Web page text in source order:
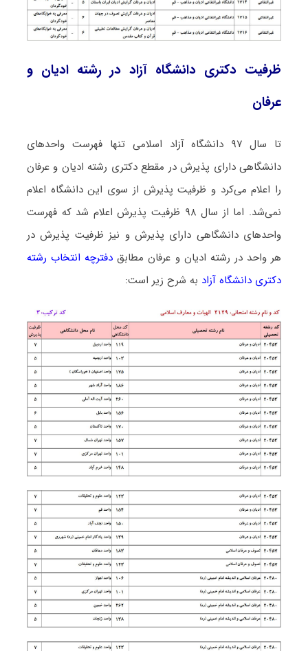
ظرفیت دکتری دانشگاه آزاد در رشته ادﻳﺎن و
ﻋﺮﻓﺎن
تا سال ۹۷ دانشگاه آزاد اسلامی تنها فهرست واحدهای
دانشگاهی دارای پذیرش در مقطع دکتری رشته ادﻳﺎن و ﻋﺮﻓﺎن
را اعلام می‌کرد و ظرفیت پذیرش از سوی این دانشگاه اعلام
نمی‌شد. اما از سال ۹۸ ظرفیت پذیرش اعلام شد که فهرست
واحدهای دانشگاهی دارای پذیرش و نیز ظرفیت پذیرش در
هر واحد در رشته ادﻳﺎن و ﻋﺮﻓﺎن مطابق دفترچه انتخاب رشته
دکتری دانشگاه آزاد به شرح زیر است: